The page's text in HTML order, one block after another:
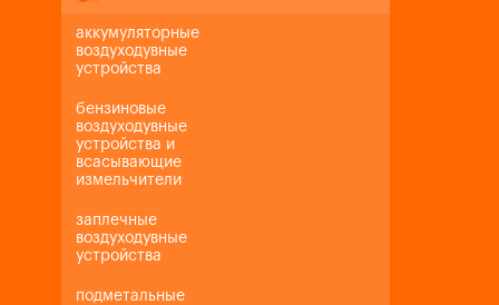
аккумуляторные
воздуходувные
устройства
бензиновые
воздуходувные
устройства и
всасывающие
измельчители
заплечные
воздуходувные
устройства
подметальные